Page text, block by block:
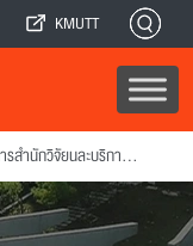
KMUTT
แต่งตั้งผู้อำนวยการสำนักวิจัยนละบริการวิทยาสาสตรีและเทคโนโลยี